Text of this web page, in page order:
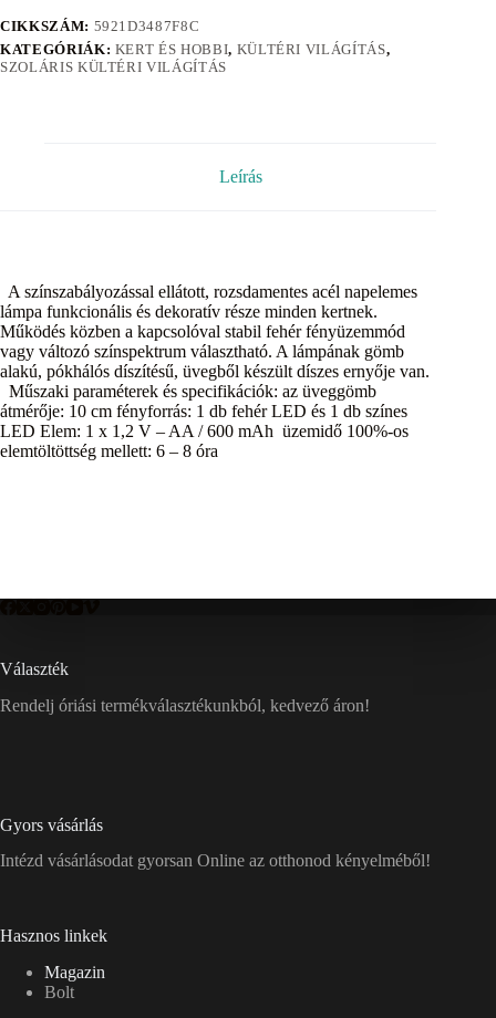
CIKKSZÁM: 5921D3487F8C
KATEGÓRIÁK: KERT ÉS HOBBI, KÜLTÉRI VILÁGÍTÁS,
SZOLÁRIS KÜLTÉRI VILÁGÍTÁS
Leírás
A színszabályozással ellátott, rozsdamentes acél napelemes
lámpa funkcionális és dekoratív része minden kertnek.
Működés közben a kapcsolóval stabil fehér fényüzemmód
vagy változó színspektrum választható. A lámpának gömb
alakú, pókhálós díszítésű, üvegből készült díszes ernyője van.
Műszaki paraméterek és specifikációk: az üveggömb
átmérője: 10 cm fényforrás: 1 db fehér LED és 1 db színes
LED Elem: 1 x 1,2 V – AA / 600 mAh üzemidő 100%-os
elemtöltöttség mellett: 6 – 8 óra
Választék
Rendelj óriási termékválasztékunkból, kedvező áron!
Gyors vásárlás
Intézd vásárlásodat gyorsan Online az otthonod kényelméből!
Hasznos linkek
Magazin
Bolt